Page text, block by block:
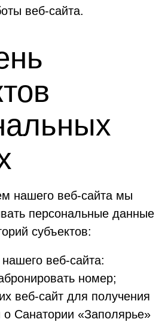
веб-сайта.
нашего веб-сайта мы
персональные данные
субъектов:
нашего веб-сайта:
номер;
веб-сайт для получения
Санатории «Заполярье»